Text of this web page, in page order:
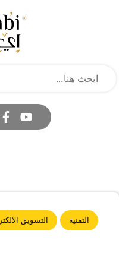
التقنية التسويق